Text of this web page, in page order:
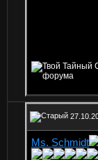
Ms. Schmidt